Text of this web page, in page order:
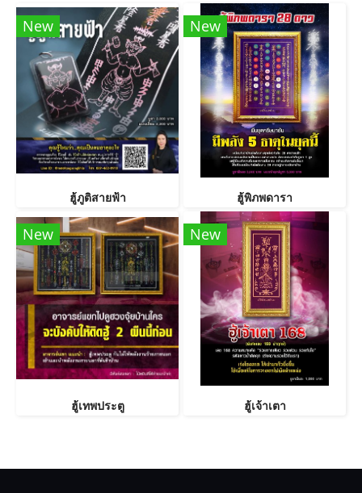
New
ฮู้ภูติสายฟ้า
New
ฮู้พิภพดารา
New
ฮู้เทพประตู
New
ฮู้เจ้าเตา